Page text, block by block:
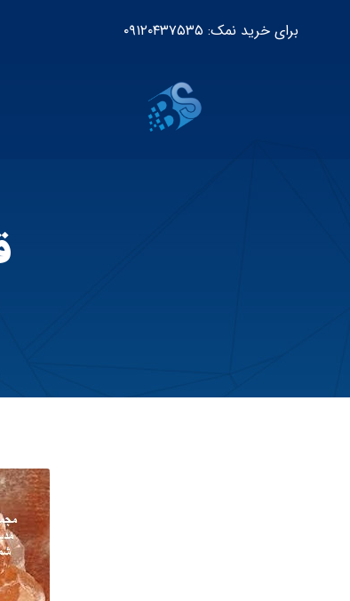
برای خرید نمک: ۰۹۱۲۰۴۳۷۵۳۵